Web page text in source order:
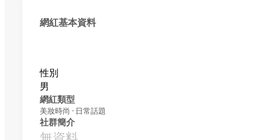
網紅基本資料
性別
男
網紅類型
美妝時尚 · 日常話題
社群簡介